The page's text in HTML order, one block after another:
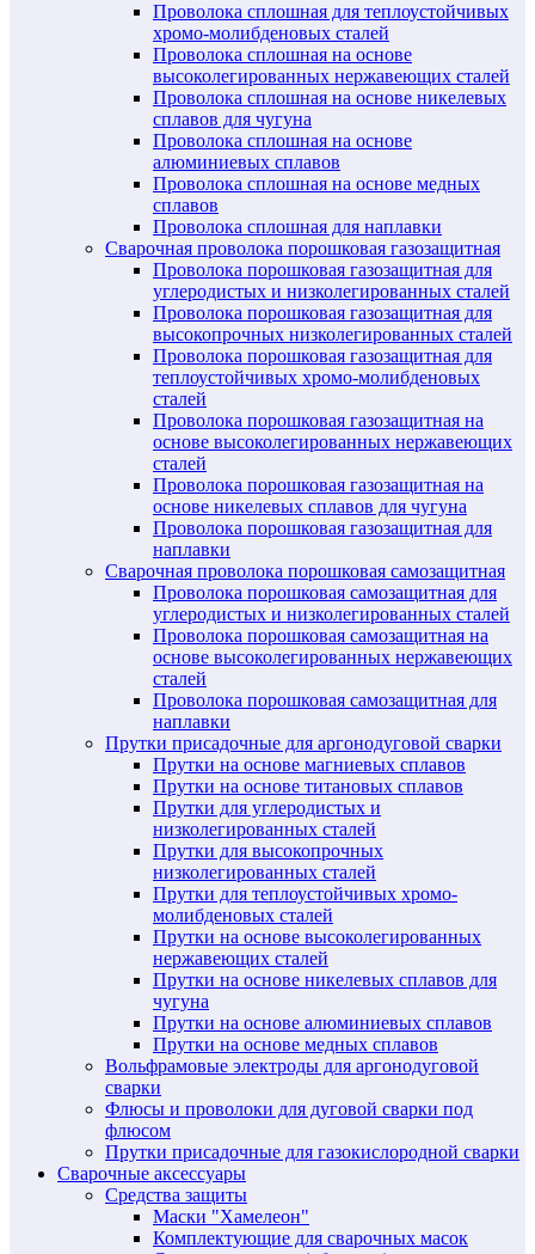
Проволока сплошная для теплоустойчивых
хромо-молибденовых сталей
Проволока сплошная на основе
высоколегированных нержавеющих сталей
Проволока сплошная на основе никелевых
сплавов для чугуна
Проволока сплошная на основе
алюминиевых сплавов
Проволока сплошная на основе медных
сплавов
Проволока сплошная для наплавки
Сварочная проволока порошковая газозащитная
Проволока порошковая газозащитная для
углеродистых и низколегированных сталей
Проволока порошковая газозащитная для
высокопрочных низколегированных сталей
Проволока порошковая газозащитная для
теплоустойчивых хромо-молибденовых
сталей
Проволока порошковая газозащитная на
основе высоколегированных нержавеющих
сталей
Проволока порошковая газозащитная на
основе никелевых сплавов для чугуна
Проволока порошковая газозащитная для
наплавки
Сварочная проволока порошковая самозащитная
Проволока порошковая самозащитная для
углеродистых и низколегированных сталей
Проволока порошковая самозащитная на
основе высоколегированных нержавеющих
сталей
Проволока порошковая самозащитная для
наплавки
Прутки присадочные для аргонодуговой сварки
Прутки на основе магниевых сплавов
Прутки на основе титановых сплавов
Прутки для углеродистых и
низколегированных сталей
Прутки для высокопрочных
низколегированных сталей
Прутки для теплоустойчивых хромо-
молибденовых сталей
Прутки на основе высоколегированных
нержавеющих сталей
Прутки на основе никелевых сплавов для
чугуна
Прутки на основе алюминиевых сплавов
Прутки на основе медных сплавов
Вольфрамовые электроды для аргонодуговой
сварки
Флюсы и проволоки для дуговой сварки под
флюсом
Прутки присадочные для газокислородной сварки
Сварочные аксессуары
Средства защиты
Маски "Хамелеон"
Комплектующие для сварочных масок